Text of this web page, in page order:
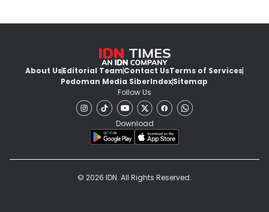
About UsEditorial TeamContact UsTerms of Services
Pedoman Media SiberIndexSitemap
Follow Us
Download
© 2026 IDN. All Rights Reserved.